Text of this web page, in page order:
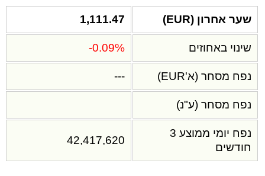
שער אחרון (EUR) 1,111.47
שינוי באחוזים -0.09%
נפח מסחר (א'EUR) ---
נפח מסחר (ע"נ)
נפח יומי ממוצע 3
חודשים
42,417,620